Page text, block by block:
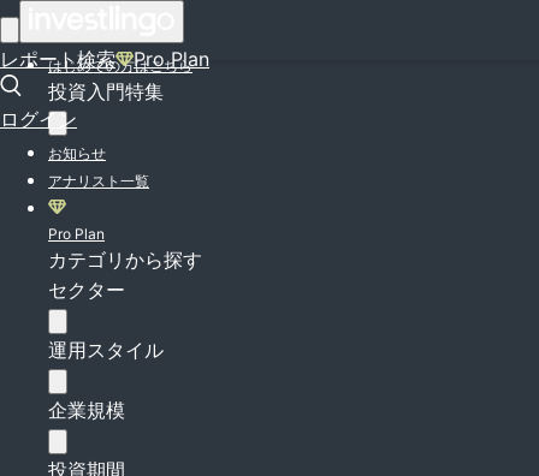
レポート検索 Pro Plan
ログイン
はじめての方はこちら
投資入門特集
お知らせ
アナリスト一覧
Pro Plan
カテゴリから探す
セクター
運用スタイル
企業規模
投資期間